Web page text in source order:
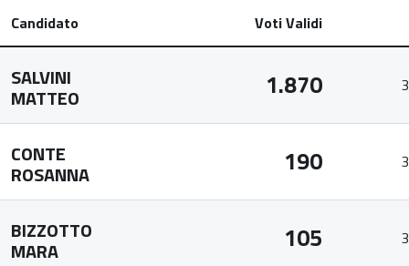
Candidato Voti Validi
SALVINI
MATTEO 1.870
CONTE
ROSANNA 190
BIZZOTTO
MARA 105